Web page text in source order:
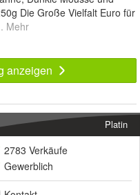
Die Große Vielfalt Euro für
Mehr
anzeigen
Platin
2783 Verkäufe
Gewerblich